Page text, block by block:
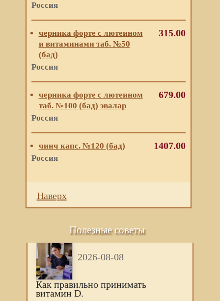
Россия
черника форте с лютеином
и витаминами таб. №50
(бад)
Россия
315.00
черника форте с лютеином
таб. №100 (бад) эвалар
Россия
679.00
чинч капс. №120 (бад)
Россия
1407.00
Наверх
Полезные советы
2026-08-08
Как правильно принимать
витамин D.